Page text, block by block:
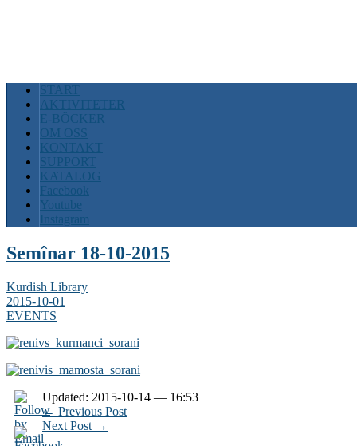
START
AKTIVITETER
E-BÖCKER
OM OSS
KONTAKT
SUPPORT
KATALOG
Facebook
Youtube
Instagram
Semînar 18-10-2015
Kurdish Library
2015-10-01
EVENTS
Updated: 2015-10-14 — 16:53
← Previous Post
Next Post →